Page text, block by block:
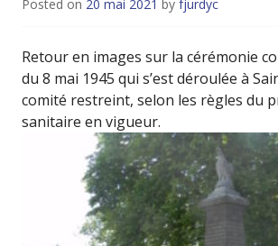
Posted on 20 mai 2021 by fjurdyc
Retour en images sur la cérémonie
du 8 mai 1945 qui s’est déroulée à
comité restreint, selon les règles du
sanitaire en vigueur.